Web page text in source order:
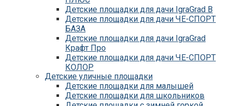
Детские площадки для дачи IgraGrad B
Детские площадки для дачи ЧЕ-СПОРТ
БАЗА
Детские площадки для дачи IgraGrad
Крафт Про
Детские площадки для дачи ЧЕ-СПОРТ
КОЛОР
Детские площадки для дачи IgraGrad С
Детские площадки для дачи ЧЕ-СПОРТ
КАРКАС
Детские уличные площадки
Детские площадки для малышей
Детские площадки для школьников